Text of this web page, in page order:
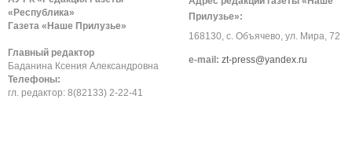
«Республика»
Газета «Наше Прилузье»
Главный редактор
Баданина Ксения Александровна
Телефоны:
гл. редактор: 8(82133) 2-22-41
Прилузье»:
168130, с. Объячево, ул. Мира, 72
е-mail: zt-press@yandex.ru